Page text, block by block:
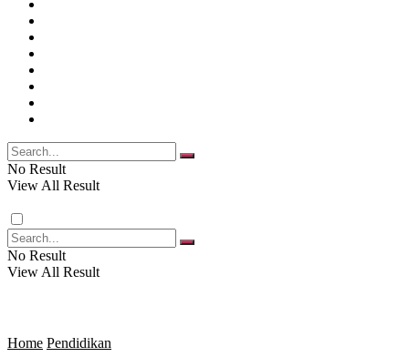
PENDIDIKAN
SOSOK
No Result
View All Result
No Result
View All Result
Home Pendidikan